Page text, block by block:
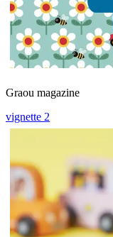
Graou magazine
vignette 2